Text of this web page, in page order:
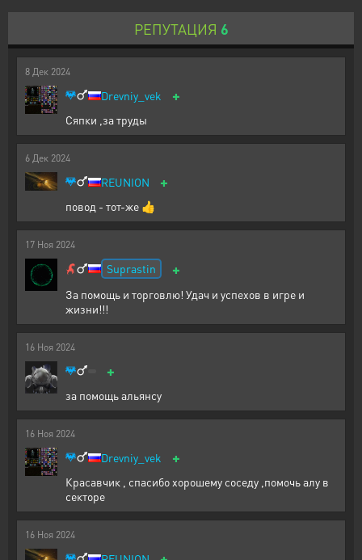
РЕПУТАЦИЯ 6
8 Дек 2024
Drevniy_vek +
Сяпки ,за труды
6 Дек 2024
REUNION +
повод - тот-же 👍
17 Ноя 2024
Suprastin +
За помощь и торговлю! Удач и успехов в игре и
жизни!!!
16 Ноя 2024
+
за помощь альянсу
16 Ноя 2024
Drevniy_vek +
Красавчик , спасибо хорошему соседу ,помочь алу в
секторе
16 Ноя 2024